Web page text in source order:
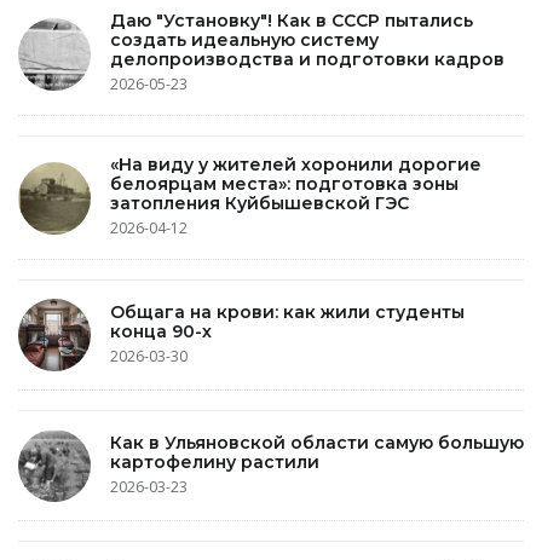
Даю "Установку"! Как в СССР пытались
создать идеальную систему
делопроизводства и подготовки кадров
2026-05-23
«На виду у жителей хоронили дорогие
белоярцам места»: подготовка зоны
затопления Куйбышевской ГЭС
2026-04-12
Общага на крови: как жили студенты
конца 90-х
2026-03-30
Как в Ульяновской области самую большую
картофелину растили
2026-03-23